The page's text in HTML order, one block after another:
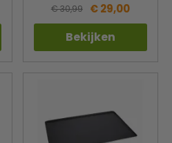
€ 30,99 € 29,00
Bekijken